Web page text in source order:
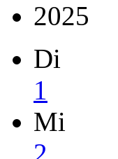
2025
Di
1
Mi